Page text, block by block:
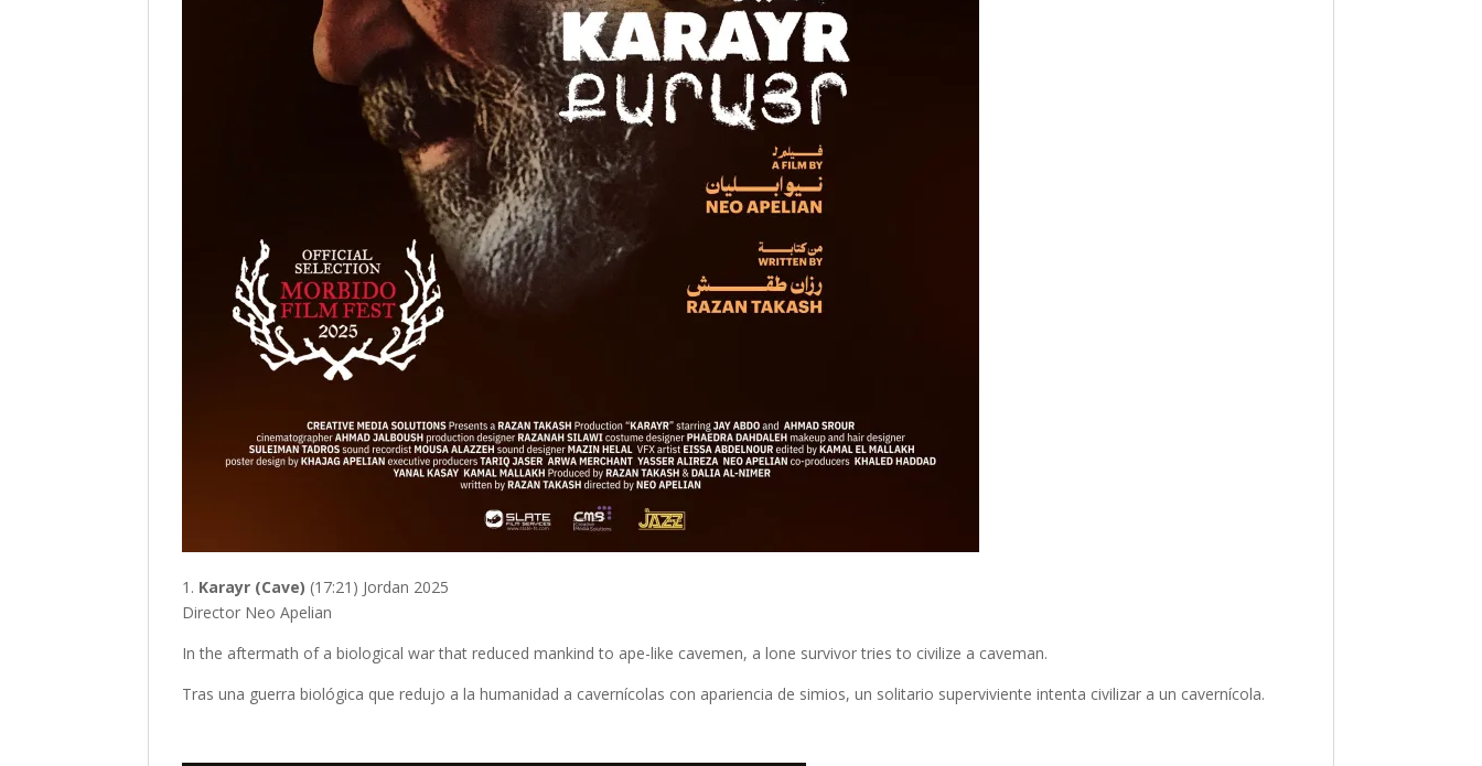
1. Karayr (Cave) (17:21) Jordan 2025
Director Neo Apelian
In the aftermath of a biological war that reduced mankind to ape-like cavemen, a lone survivor tries to civilize a caveman.
Tras una guerra biológica que redujo a la humanidad a cavernícolas con apariencia de simios, un solitario superviviente intenta civilizar a un cavernícola.